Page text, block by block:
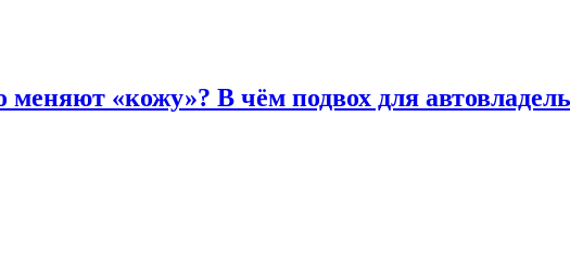
«кожу»? В чём подвох для